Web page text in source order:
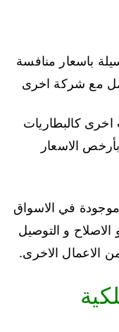
باسعار منافسة
مع شركة اخرى
اخرى كالبطاريات
الاسعار
موجودة في الاسواق
الاصلاح و التوصيل
الاعمال الاخرى.